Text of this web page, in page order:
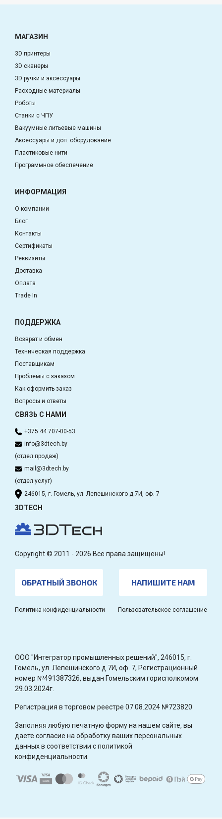
МАГАЗИН
3D принтеры
3D сканеры
3D ручки и аксессуары
Расходные материалы
Роботы
Станки с ЧПУ
Вакуумные литьевые машины
Аксессуары и доп. оборудование
Пластиковые нити
Программное обеспечение
ИНФОРМАЦИЯ
О компании
Блог
Контакты
Сертификаты
Реквизиты
Доставка
Оплата
Trade In
ПОДДЕРЖКА
Возврат и обмен
Техническая поддержка
Поставщикам
Проблемы с заказом
Как оформить заказ
Вопросы и ответы
СВЯЗЬ С НАМИ
+375 44 707-00-53
info@3dtech.by
(отдел продаж)
mail@3dtech.by
(отдел услуг)
246015, г. Гомель, ул. Лепешинского д.7И, оф. 7
3DTECH
Copyright © 2011 - 2026 Все права защищены!
ОБРАТНЫЙ ЗВОНОК НАПИШИТЕ НАМ
Политика конфиденциальности Пользовательское соглашение
OOO "Интегратор промышленных решений", 246015, г.
Гомель, ул. Лепешинского д.7И, оф. 7, Регистрационный
номер №491387326, выдан Гомельским горисполкомом
29.03.2024г.
Регистрация в торговом реестре 07.08.2024 №723820
Заполняя любую печатную форму на нашем сайте, вы
даете согласие на обработку ваших персональных
данных в соответствии с политикой
конфиденциальности.